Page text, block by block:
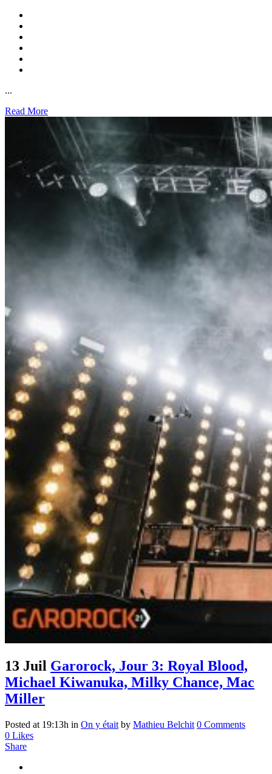
...
Read More
13 Juil Garorock, Jour 3: Royal Blood,
Michael Kiwanuka, Milky Chance, Mac
Miller
Posted at 19:13h in On y était by Mathieu Belchit 0 Comments
0 Likes
Share